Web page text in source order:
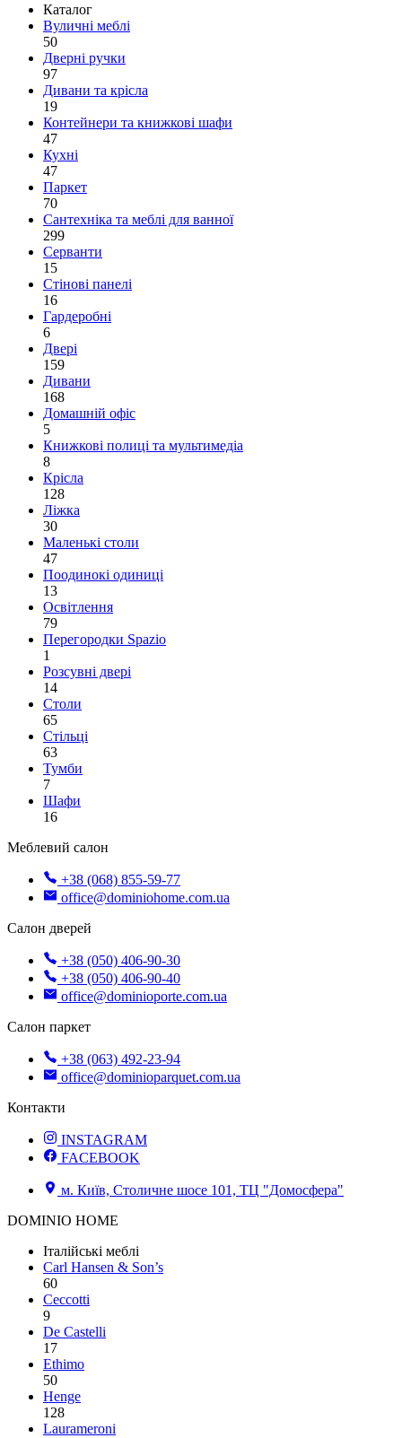
Каталог
Вуличні меблі
50
Дверні ручки
97
Дивани та крісла
19
Контейнери та книжкові шафи
47
Кухні
47
Паркет
70
Сантехніка та меблі для ванної
299
Серванти
15
Стінові панелі
16
Гардеробні
6
Двері
159
Дивани
168
Домашній офіс
5
Книжкові полиці та мультимедіа
8
Крісла
128
Ліжка
30
Маленькі столи
47
Поодинокі одиниці
13
Освітлення
79
Перегородки Spazio
1
Розсувні двері
14
Столи
65
Стільці
63
Тумби
7
Шафи
16
Меблевий салон
+38 (068) 855-59-77
office@dominiohome.com.ua
Салон дверей
+38 (050) 406-90-30
+38 (050) 406-90-40
office@dominioporte.com.ua
Салон паркет
+38 (063) 492-23-94
office@dominioparquet.com.ua
Контакти
INSTAGRAM
FACEBOOK
м. Київ, Столичне шосе 101, ТЦ "Домосфера"
DOMINIO HOME
Італійські меблі
Carl Hansen & Son’s
60
Ceccotti
9
De Castelli
17
Ethimo
50
Henge
128
Laurameroni